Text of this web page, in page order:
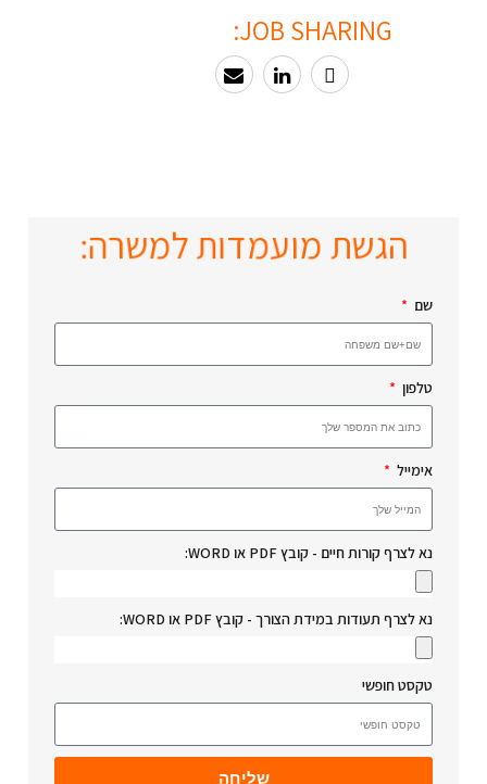
JOB SHARING:
הגשת מועמדות למשרה:
שם
טלפון
אימייל
נא לצרף קורות חיים - קובץ PDF או WORD:
נא לצרף תעודות במידת הצורך - קובץ PDF או WORD:
טקסט חופשי
שליחה